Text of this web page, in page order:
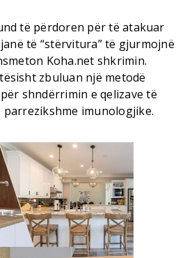
të përdoren për të atakuar
të “stërvitura” të gjurmojnë
Koha.net shkrimin.
zbuluan një metodë
shndërrimin e qelizave të
parrezikshme imunologjike.